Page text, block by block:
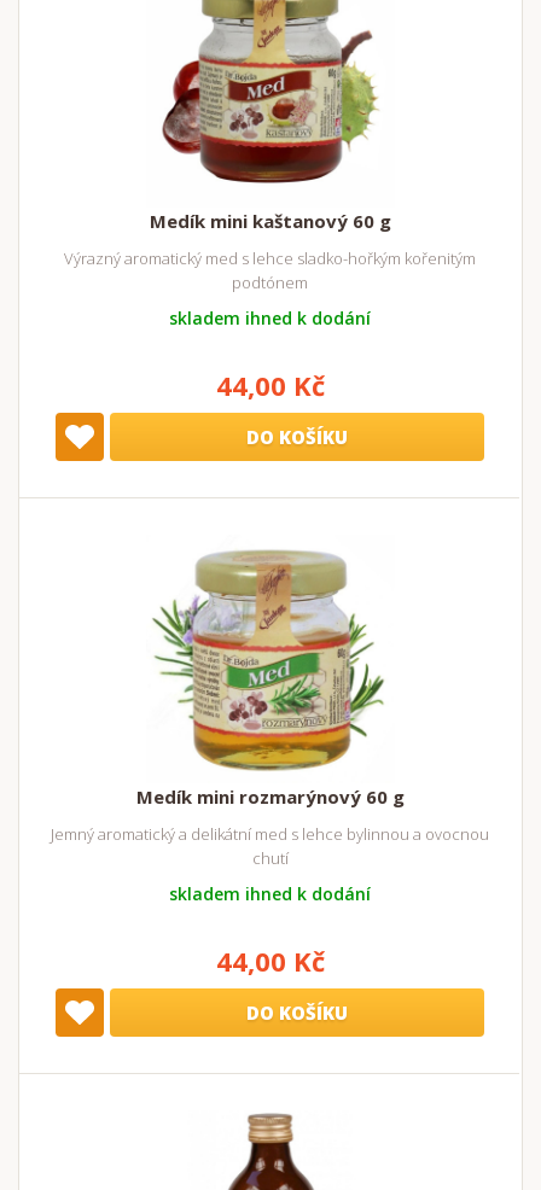
Medík mini kaštanový 60 g
Výrazný aromatický med s lehce sladko-hořkým kořenitým
podtónem
skladem ihned k dodání
44,00 Kč
DO KOŠÍKU
Medík mini rozmarýnový 60 g
Jemný aromatický a delikátní med s lehce bylinnou a ovocnou
chutí
skladem ihned k dodání
44,00 Kč
DO KOŠÍKU